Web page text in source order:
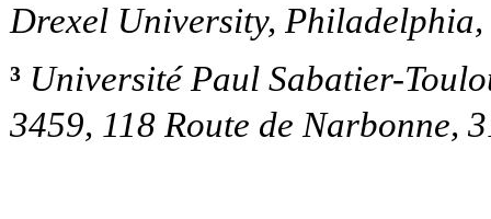
Drexel University,
³ Université Paul Sabatier-
3459, 118 Route de Narbonne,